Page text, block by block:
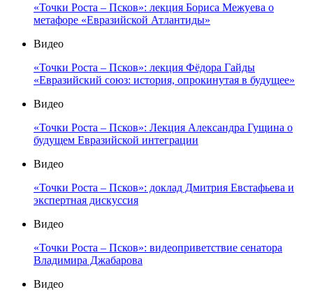
«Точки Роста – Псков»: лекция Бориса Межуева о
метафоре «Евразийской Атлантиды»
Видео
«Точки Роста – Псков»: лекция Фёдора Гайды
«Евразийский союз: история, опрокинутая в будущее»
Видео
«Точки Роста – Псков»: Лекция Александра Гущина о
будущем Евразийской интеграции
Видео
«Точки Роста – Псков»: доклад Дмитрия Евстафьева и
экспертная дискуссия
Видео
«Точки Роста – Псков»: видеоприветствие сенатора
Владимира Джабарова
Видео